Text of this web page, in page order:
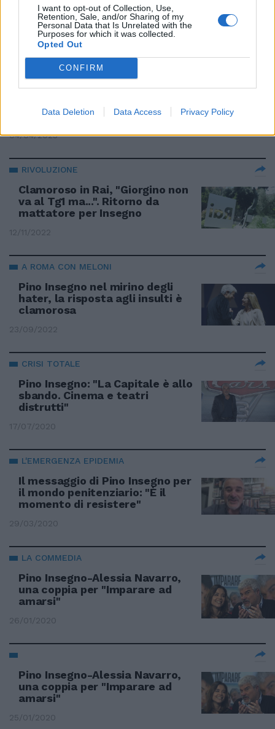
I want to opt-out of Collection, Use,
Retention, Sale, and/or Sharing of my
Personal Data that Is Unrelated with the
Purposes for which it was collected.
Opted Out
CONFIRM
Data Deletion Data Access Privacy Policy
Fiorello. E Pino Insegno
raddoppia
07/07/2023
GRANDI MANOVRE
Pino Insegno beccato a Palazzo
Chigi, come risponde al cronista.
Voci clamorose sulla Rai
04/04/2023
RIVOLUZIONE
Clamoroso in Rai, "Giorgino non
va al Tg1 ma...". Ritorno da
mattatore per Insegno
12/11/2022
A ROMA CON MELONI
Pino Insegno nel mirino degli
hater, la risposta agli insulti è
clamorosa
23/09/2022
CRISI TOTALE
Pino Insegno: "La Capitale è allo
sbando. Cinema e teatri
distrutti"
17/07/2020
L'EMERGENZA EPIDEMIA
Il messaggio di Pino Insegno per
il mondo penitenziario: "È il
momento di resistere"
29/03/2020
LA COMMEDIA
Pino Insegno-Alessia Navarro,
una coppia per "Imparare ad
amarsi"
26/01/2020
Pino Insegno-Alessia Navarro,
una coppia per "Imparare ad
amarsi"
25/01/2020